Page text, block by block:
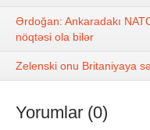
Ərdoğan: Ankaradakı
nöqtəsi ola bilər
Zelenski onu Britaniyaya
Yorumlar (0)